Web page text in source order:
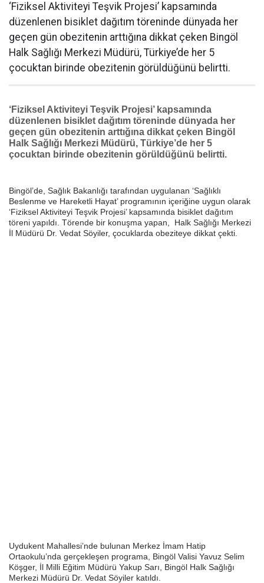
‘Fiziksel Aktiviteyi Teşvik Projesi’ kapsamında
düzenlenen bisiklet dağıtım töreninde dünyada her
geçen gün obezitenin arttığına dikkat çeken Bingöl
Halk Sağlığı Merkezi Müdürü, Türkiye’de her 5
çocuktan birinde obezitenin görüldüğünü belirtti.
‘Fiziksel Aktiviteyi Teşvik Projesi’ kapsamında
düzenlenen bisiklet dağıtım töreninde dünyada her
geçen gün obezitenin arttığına dikkat çeken Bingöl
Halk Sağlığı Merkezi Müdürü, Türkiye’de her 5
çocuktan birinde obezitenin görüldüğünü belirtti.
Bingöl’de, Sağlık Bakanlığı tarafından uygulanan ‘Sağlıklı
Beslenme ve Hareketli Hayat’ programının içeriğine uygun olarak
‘Fiziksel Aktiviteyi Teşvik Projesi’ kapsamında bisiklet dağıtım
töreni yapıldı. Törende bir konuşma yapan, Halk Sağlığı Merkezi
İl Müdürü Dr. Vedat Söyiler, çocuklarda obeziteye dikkat çekti.
Uydukent Mahallesi’nde bulunan Merkez İmam Hatip
Ortaokulu’nda gerçekleşen programa, Bingöl Valisi Yavuz Selim
Köşger, İl Milli Eğitim Müdürü Yakup Sarı, Bingöl Halk Sağlığı
Merkezi Müdürü Dr. Vedat Söyiler katıldı.